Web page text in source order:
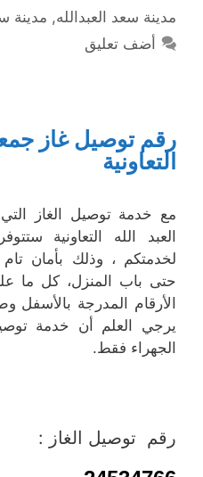
مدينة سعد العبدالله, مدينة
أضف تعليق
رقم توصيل غاز
التعاونية
مع خدمة توصيل الغاز
العبد الله التعاونية
لخدمتكم ، وذلك بأمان
حتى باب المنزل، كل ما
الأرقام المدرجة بالأسفل
يرجي العلم أن خدمة
الجهراء فقط.
رقم توصيل الغاز :